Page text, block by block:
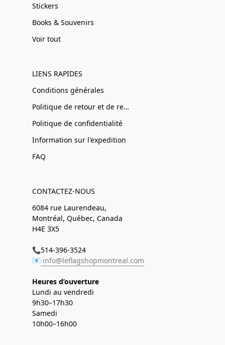
Stickers
Books & Souvenirs
Voir tout
LIENS RAPIDES
Conditions générales
Politique de retour et de remboursement
Politique de confidentialité
Information sur l'expedition
FAQ
CONTACTEZ-NOUS
6084 rue Laurendeau,
Montréal, Québec, Canada
H4E 3X5
📞514-396-3524
📧 info@leflagshopmontreal.com
Heures d’ouverture
Lundi au vendredi
9h30–17h30
Samedi
10h00–16h00